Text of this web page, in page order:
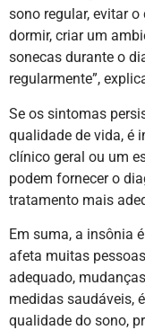
sono regular, evitar
dormir, criar um
sonecas durante o
regularmente”,
Se os sintomas
qualidade de vida, é
clínico geral ou um
podem fornecer o
tratamento mais
Em suma, a insônia
afeta muitas
adequado,
medidas saudáveis,
qualidade do sono,